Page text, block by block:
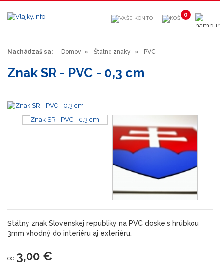
Nachádzaš sa: Domov Štátne znaky PVC
Znak SR - PVC - 0,3 cm
Štátny znak Slovenskej republiky na PVC doske s hrúbkou
3mm vhodný do interiéru aj exteriéru.
od 3,00 €
0